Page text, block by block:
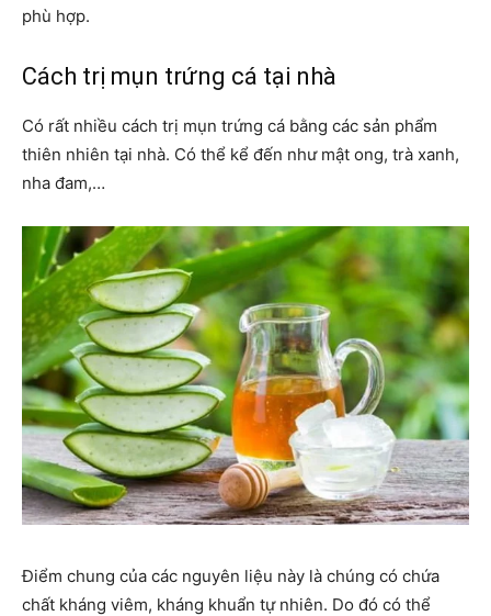
phù hợp.
Cách trị mụn trứng cá tại nhà
Có rất nhiều cách trị mụn trứng cá bằng các sản phẩm
thiên nhiên tại nhà. Có thể kể đến như mật ong, trà xanh,
nha đam,…
Điểm chung của các nguyên liệu này là chúng có chứa
chất kháng viêm, kháng khuẩn tự nhiên. Do đó có thể